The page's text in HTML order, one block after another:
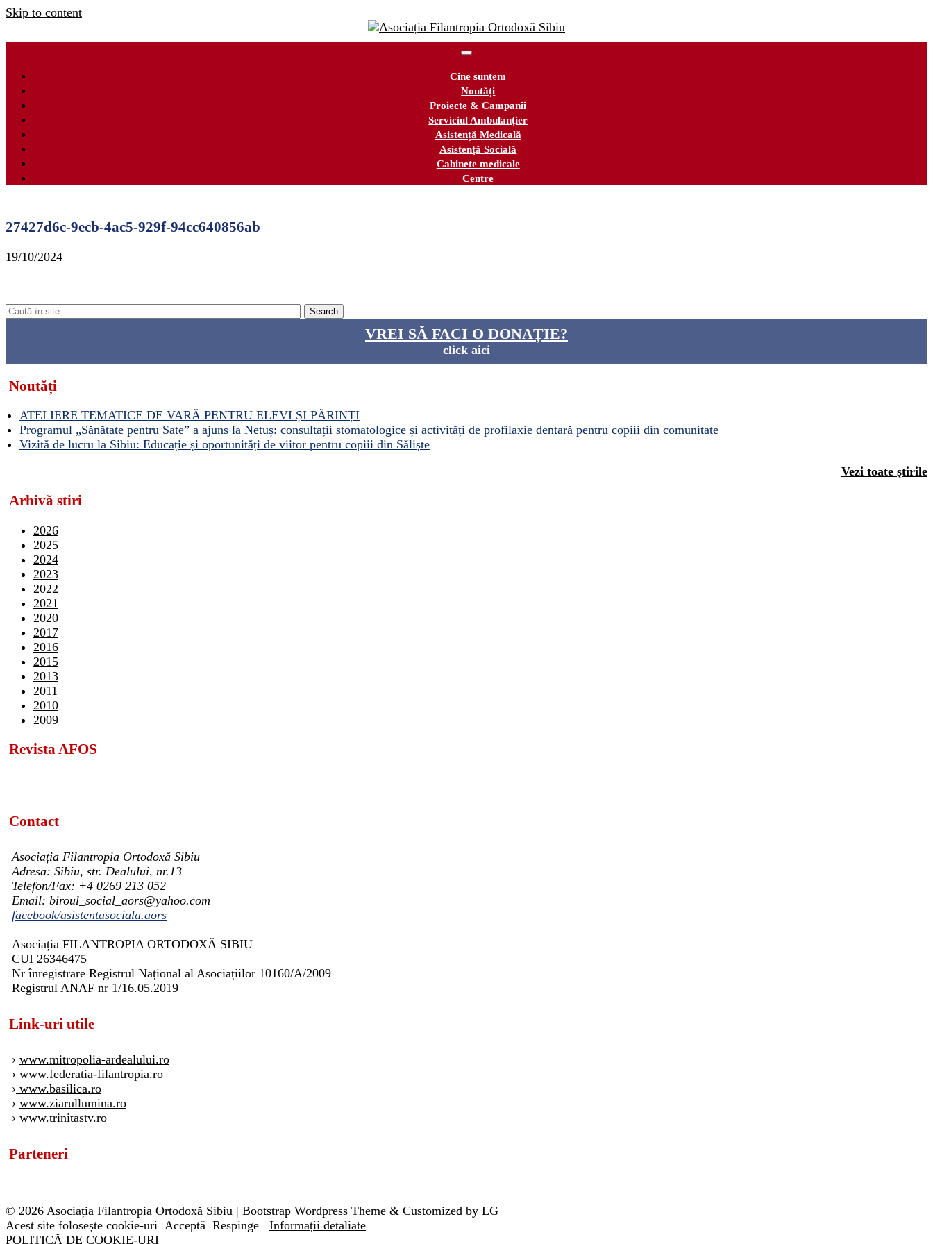
Skip to content
Cine suntem
Noutăți
Proiecte & Campanii
Serviciul Ambulanțier
Asistență Medicală
Asistență Socială
Cabinete medicale
Centre
27427d6c-9ecb-4ac5-929f-94cc640856ab
19/10/2024
VREI SĂ FACI O DONAȚIE?
click aici
Noutăți
ATELIERE TEMATICE DE VARĂ PENTRU ELEVI ȘI PĂRINȚI
Programul „Sănătate pentru Sate” a ajuns la Netuș: consultații stomatologice și activități de profilaxie dentară pentru copiii din comunitate
Vizită de lucru la Sibiu: Educație și oportunități de viitor pentru copiii din Săliște
Vezi toate ştirile
Arhivă stiri
2026
2025
2024
2023
2022
2021
2020
2017
2016
2015
2013
2011
2010
2009
Revista AFOS
Contact
Asociația Filantropia Ortodoxă Sibiu
Adresa: Sibiu, str. Dealului, nr.13
Telefon/Fax: +4 0269 213 052
Email: biroul_social_aors@yahoo.com
facebook/asistentasociala.aors
Asociația FILANTROPIA ORTODOXĂ SIBIU
CUI 26346475
Nr înregistrare Registrul Național al Asociațiilor 10160/A/2009
Registrul ANAF nr 1/16.05.2019
Link-uri utile
› www.mitropolia-ardealului.ro
› www.federatia-filantropia.ro
› www.basilica.ro
› www.ziarullumina.ro
› www.trinitastv.ro
Parteneri
© 2026 Asociația Filantropia Ortodoxă Sibiu | Bootstrap Wordpress Theme & Customized by LG
Acest site folosește cookie-uri Acceptă Respinge
Informații detaliate
POLITICĂ DE COOKIE-URI